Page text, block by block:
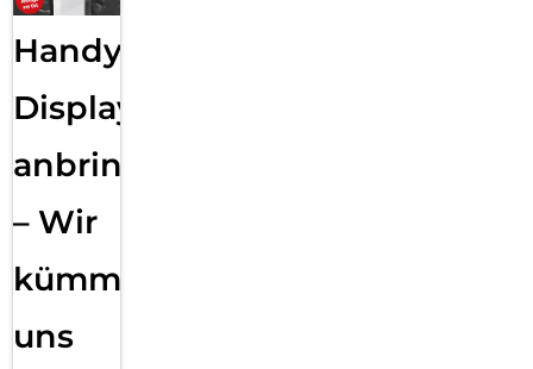
Handy
Displayfolie
anbringen
– Wir
kümmern
uns